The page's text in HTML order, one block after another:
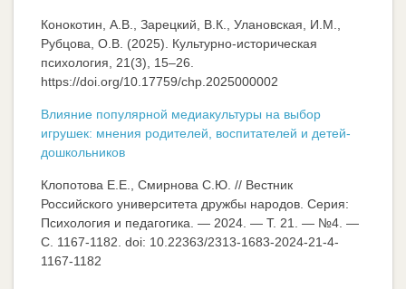
Конокотин, А.В., Зарецкий, В.К., Улановская, И.М.,
Рубцова, О.В. (2025). Культурно-историческая
психология, 21(3), 15–26.
https://doi.org/10.17759/chp.2025000002
Влияние популярной медиакультуры на выбор
игрушек: мнения родителей, воспитателей и детей-
дошкольников
Клопотова Е.Е., Смирнова С.Ю. // Вестник
Российского университета дружбы народов. Серия:
Психология и педагогика. — 2024. — Т. 21. — №4. —
C. 1167-1182. doi: 10.22363/2313-1683-2024-21-4-
1167-1182